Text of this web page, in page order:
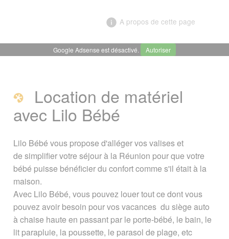
A propos de cette page
Présentation de Lilo Bébé
Contact / réservation de matériel
Bébé
Page créée le 09 janvier 2019. Dernière
mise à jour le 10 octobre 2024
Google Adsense est désactivé. Autoriser
Location de matériel
avec Lilo Bébé
Lilo Bébé vous propose d'alléger vos valises et
de simplifier votre séjour à la Réunion pour que votre
bébé puisse bénéficier du confort comme s'il était à la
maison.
Avec Lilo Bébé, vous pouvez louer tout ce dont vous
pouvez avoir besoin pour vos vacances du siège auto
à chaise haute en passant par le porte-bébé, le bain, le
lit parapluie, la poussette, le parasol de plage, etc